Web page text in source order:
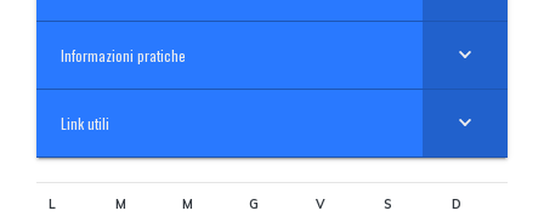
Informazioni pratiche
Link utili
L M M G V S D